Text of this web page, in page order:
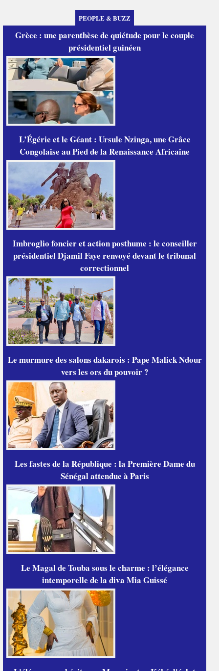
PEOPLE & BUZZ
Grèce : une parenthèse de quiétude pour le couple
présidentiel guinéen
L’Égérie et le Géant : Ursule Nzinga, une Grâce
Congolaise au Pied de la Renaissance Africaine
Imbroglio foncier et action posthume : le conseiller
présidentiel Djamil Faye renvoyé devant le tribunal
correctionnel
Le murmure des salons dakarois : Pape Malick Ndour
vers les ors du pouvoir ?
Les fastes de la République : la Première Dame du
Sénégal attendue à Paris
Le Magal de Touba sous le charme : l’élégance
intemporelle de la diva Mia Guissé